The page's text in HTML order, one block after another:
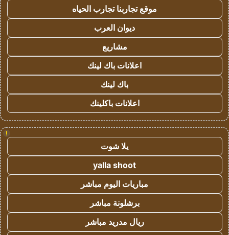
موقع تجاربنا تجارب الحياه
ديوان العرب
مشاريع
اعلانات باك لينك
باك لينك
اعلانات باكلينك
!
يلا شوت
yalla shoot
مباريات اليوم مباشر
برشلونة مباشر
ريال مدريد مباشر